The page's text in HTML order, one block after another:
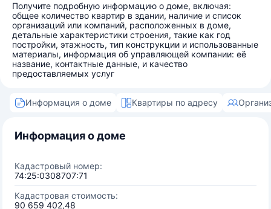
Получите подробную информацию о доме, включая:
общее количество квартир в здании, наличие и список
организаций или компаний, расположенных в доме,
детальные характеристики строения, такие как год
постройки, этажность, тип конструкции и использованные
материалы, информация об управляющей компании: её
название, контактные данные, и качество
предоставляемых услуг
Информация о доме Квартиры по адресу
Информация о доме
Кадастровый номер:
74:25:0308707:71
Кадастровая стоимость:
90 659 402,48